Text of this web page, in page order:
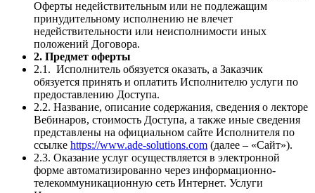
Оферты недействительным или не подлежащим
принудительному исполнению не влечет
недействительности или неисполнимости иных
положений Договора.
2. Предмет оферты
2.1. Исполнитель обязуется оказать, а Заказчик
обязуется принять и оплатить Исполнителю услуги по
предоставлению Доступа.
2.2. Название, описание содержания, сведения о лекторе
Вебинаров, стоимость Доступа, а также иные сведения
представлены на официальном сайте Исполнителя по
ссылке https://www.ade-solutions.com (далее – «Сайт»).
2.3. Оказание услуг осуществляется в электронной
форме автоматизированно через информационно-
телекоммуникационную сеть Интернет. Услуги